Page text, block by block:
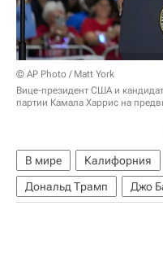
© AP Photo / Matt York
Вице-президент США и
партии Камала Харрис на
В мире Калифорния
Дональд Трамп
Джо